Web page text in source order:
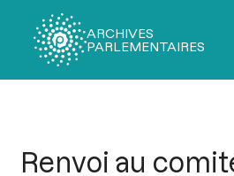
ARCHIVES
PARLEMENTAIRES
Renvoi au